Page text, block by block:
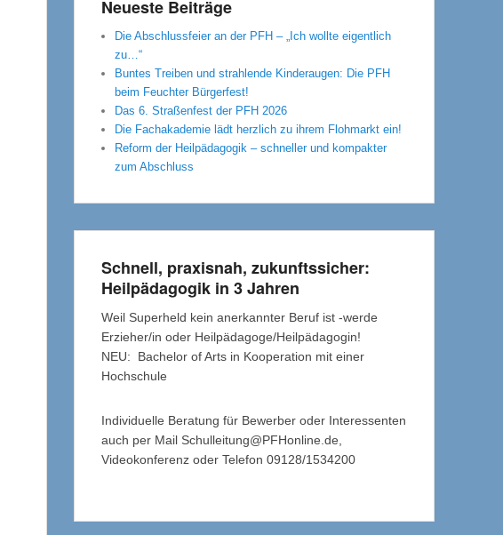
Neueste Beiträge
Die Abschlussfeier an der PFH – „Ich wollte eigentlich
zu…“
Buntes Treiben und strahlende Kinderaugen: Die PFH
beim Feuchter Bürgerfest!
Das 6. Straßenfest der PFH 2026
Die Fachakademie lädt herzlich zu ihrem Flohmarkt ein!
Reform der Heilpädagogik – schneller und kompakter
zum Abschluss
Schnell, praxisnah, zukunftssicher:
Heilpädagogik in 3 Jahren
Weil Superheld kein anerkannter Beruf ist -werde
Erzieher/in oder Heilpädagoge/Heilpädagogin!
NEU: Bachelor of Arts in Kooperation mit einer
Hochschule
Individuelle Beratung für Bewerber oder Interessenten
auch per Mail Schulleitung@PFHonline.de,
Videokonferenz oder Telefon 09128/1534200